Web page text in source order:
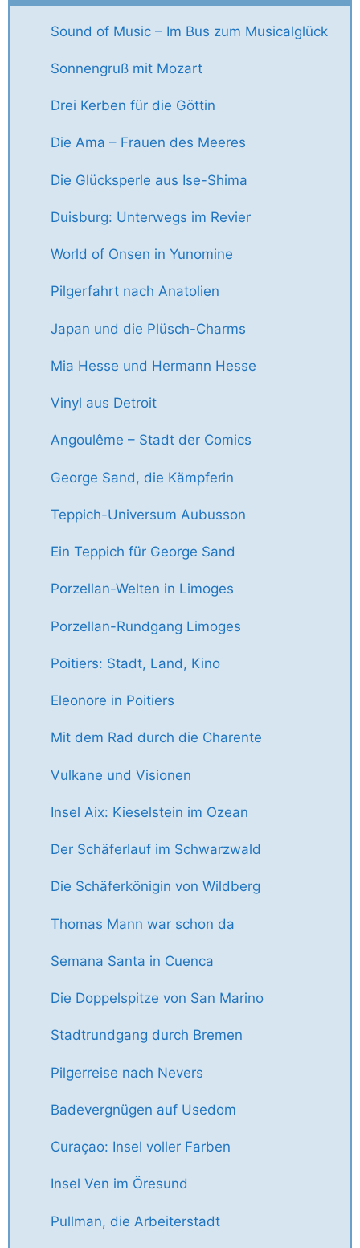
Sound of Music – Im Bus zum Musicalglück
Sonnengruß mit Mozart
Drei Kerben für die Göttin
Die Ama – Frauen des Meeres
Die Glücksperle aus Ise-Shima
Duisburg: Unterwegs im Revier
World of Onsen in Yunomine
Pilgerfahrt nach Anatolien
Japan und die Plüsch-Charms
Mia Hesse und Hermann Hesse
Vinyl aus Detroit
Angoulême – Stadt der Comics
George Sand, die Kämpferin
Teppich-Universum Aubusson
Ein Teppich für George Sand
Porzellan-Welten in Limoges
Porzellan-Rundgang Limoges
Poitiers: Stadt, Land, Kino
Eleonore in Poitiers
Mit dem Rad durch die Charente
Vulkane und Visionen
Insel Aix: Kieselstein im Ozean
Der Schäferlauf im Schwarzwald
Die Schäferkönigin von Wildberg
Thomas Mann war schon da
Semana Santa in Cuenca
Die Doppelspitze von San Marino
Stadtrundgang durch Bremen
Pilgerreise nach Nevers
Badevergnügen auf Usedom
Curaçao: Insel voller Farben
Insel Ven im Öresund
Pullman, die Arbeiterstadt